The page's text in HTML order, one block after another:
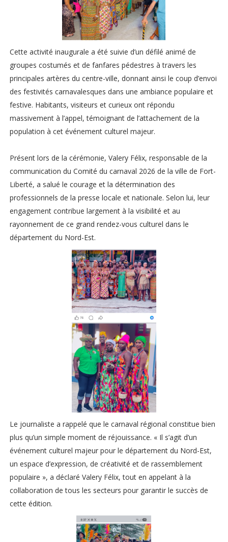
Cette activité inaugurale a été suivie d’un défilé animé de
groupes costumés et de fanfares pédestres à travers les
principales artères du centre-ville, donnant ainsi le coup d’envoi
des festivités carnavalesques dans une ambiance populaire et
festive. Habitants, visiteurs et curieux ont répondu
massivement à l’appel, témoignant de l’attachement de la
population à cet événement culturel majeur.
Présent lors de la cérémonie, Valery Félix, responsable de la
communication du Comité du carnaval 2026 de la ville de Fort-
Liberté, a salué le courage et la détermination des
professionnels de la presse locale et nationale. Selon lui, leur
engagement contribue largement à la visibilité et au
rayonnement de ce grand rendez-vous culturel dans le
département du Nord-Est.
Le journaliste a rappelé que le carnaval régional constitue bien
plus qu’un simple moment de réjouissance. « Il s’agit d’un
événement culturel majeur pour le département du Nord-Est,
un espace d’expression, de créativité et de rassemblement
populaire », a déclaré Valery Félix, tout en appelant à la
collaboration de tous les secteurs pour garantir le succès de
cette édition.